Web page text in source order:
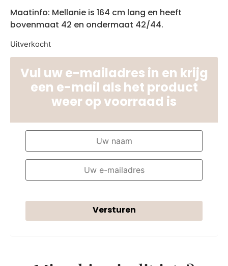
Maatinfo: Mellanie is 164 cm lang en heeft
bovenmaat 42 en ondermaat 42/44.
Uitverkocht
Vul uw e-mailadres in en krijg
een e-mail als het product
weer op voorraad is
Versturen